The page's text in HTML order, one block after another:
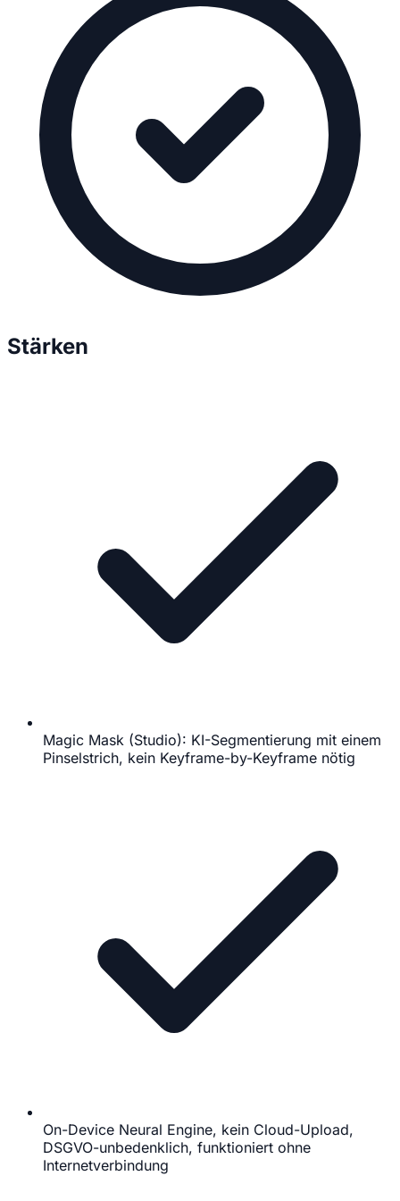
Stärken
Magic Mask (Studio): KI-Segmentierung mit einem
Pinselstrich, kein Keyframe-by-Keyframe nötig
On-Device Neural Engine, kein Cloud-Upload,
DSGVO-unbedenklich, funktioniert ohne
Internetverbindung